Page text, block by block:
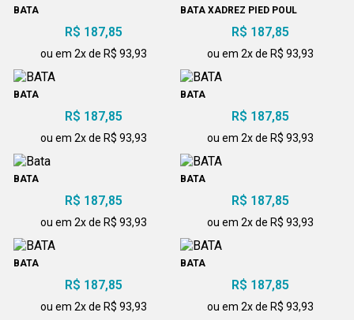
BATA
R$ 187,85
ou em 2x de R$ 93,93
BATA XADREZ PIED POUL
R$ 187,85
ou em 2x de R$ 93,93
BATA
R$ 187,85
ou em 2x de R$ 93,93
BATA
R$ 187,85
ou em 2x de R$ 93,93
BATA
R$ 187,85
ou em 2x de R$ 93,93
BATA
R$ 187,85
ou em 2x de R$ 93,93
BATA
R$ 187,85
ou em 2x de R$ 93,93
BATA
R$ 187,85
ou em 2x de R$ 93,93